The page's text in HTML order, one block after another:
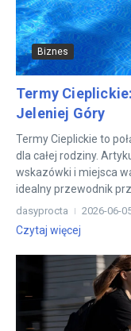
Biznes
Termy
Jeleniej Góry
Termy Cieplickie to
dla całej rodziny.
wskazówki i miejsca
idealny przewodnik
dasyprocta 2026-06-
Czytaj więcej